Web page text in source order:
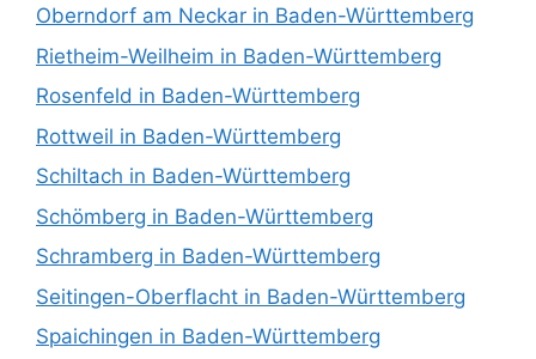
Oberndorf am Neckar in Baden-Württemberg
Rietheim-Weilheim in Baden-Württemberg
Rosenfeld in Baden-Württemberg
Rottweil in Baden-Württemberg
Schiltach in Baden-Württemberg
Schömberg in Baden-Württemberg
Schramberg in Baden-Württemberg
Seitingen-Oberflacht in Baden-Württemberg
Spaichingen in Baden-Württemberg